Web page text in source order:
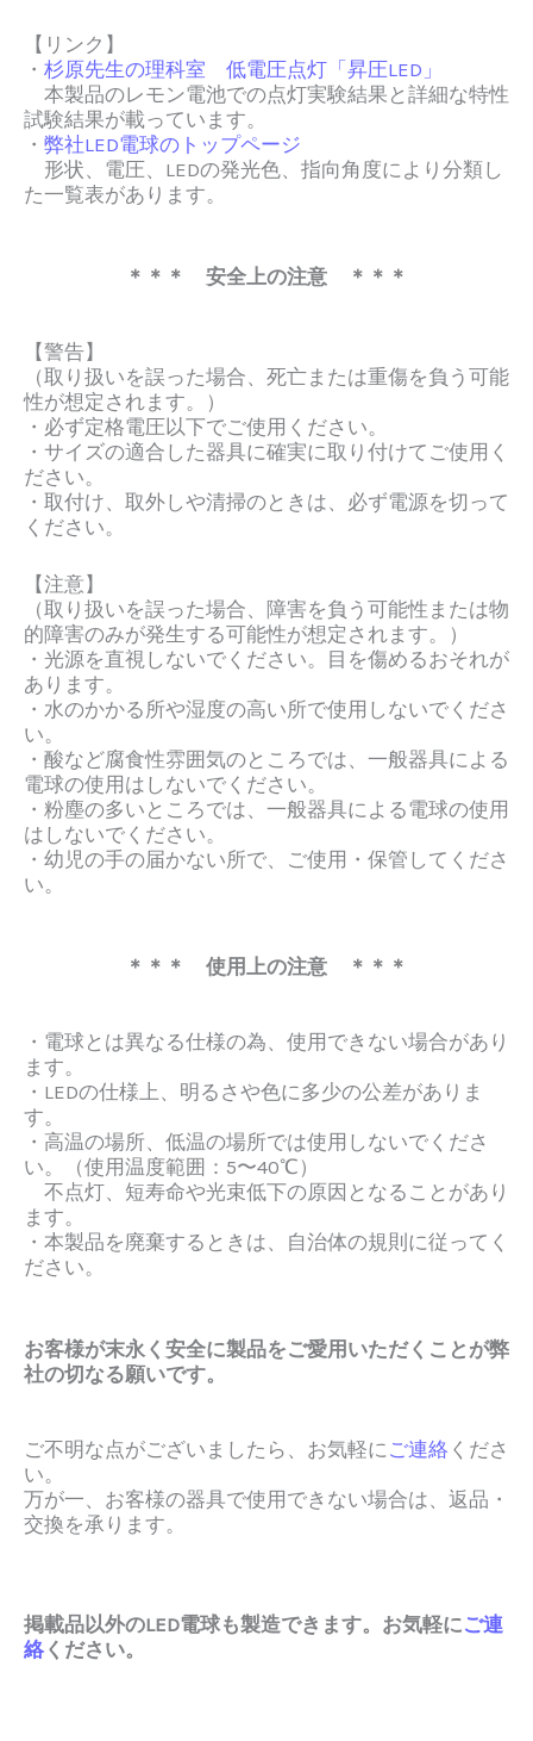
【リンク】
・ 杉原先生の理科室 低電圧点灯「昇圧LED」
本製品のレモン電池での点灯実験結果と詳細な特性
試験結果が載っています。
・ 弊社LED電球のトップページ
形状、電圧、LEDの発光色、指向角度により分類し
た一覧表があります。
＊＊＊ 安全上の注意 ＊＊＊
【警告】
（取り扱いを誤った場合、死亡または重傷を負う可能
性が想定されます。）
・必ず定格電圧以下でご使用ください。
・サイズの適合した器具に確実に取り付けてご使用く
ださい。
・取付け、取外しや清掃のときは、必ず電源を切って
ください。
【注意】
（取り扱いを誤った場合、障害を負う可能性または物
的障害のみが発生する可能性が想定されます。）
・光源を直視しないでください。目を傷めるおそれが
あります。
・水のかかる所や湿度の高い所で使用しないでくださ
い。
・酸など腐食性雰囲気のところでは、一般器具による
電球の使用はしないでください。
・粉塵の多いところでは、一般器具による電球の使用
はしないでください。
・幼児の手の届かない所で、ご使用・保管してくださ
い。
＊＊＊ 使用上の注意 ＊＊＊
・電球とは異なる仕様の為、使用できない場合があり
ます。
・LEDの仕様上、明るさや色に多少の公差がありま
す。
・高温の場所、低温の場所では使用しないでくださ
い。（使用温度範囲：5〜40℃）
不点灯、短寿命や光束低下の原因となることがあり
ます。
・本製品を廃棄するときは、自治体の規則に従ってく
ださい。
お客様が末永く安全に製品をご愛用いただくことが弊
社の切なる願いです。
ご不明な点がございましたら、お気軽にご連絡 くださ
い。
万が一、お客様の器具で使用できない場合は、返品・
交換を承ります。
掲載品以外のLED電球も製造できます。お気軽にご連
絡ください。